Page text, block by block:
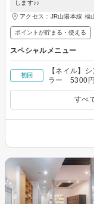
します♪♪
アクセス：JR山陽本線 福
ポイントが貯まる・使える
スペシャルメニュー
初回
【ネイル】
ラー 5300円
すべ